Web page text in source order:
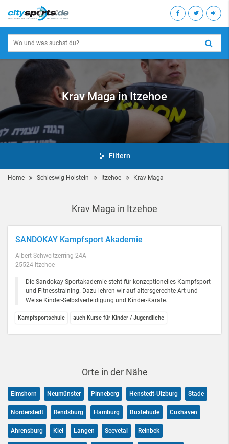
Krav Maga in Itzehoe
Filtern
Home Schleswig-Holstein Itzehoe Krav Maga
Krav Maga in Itzehoe
SANDOKAY Kampfsport Akademie
Albert Schweitzerring 24A
25524 Itzehoe
Die Sandokay Sportakademie steht für konzeptionelles Kampfsport-
und Fitnesstraining. Dazu lehren wir auf altersgerechte Art und
Weise Kinder-Selbstverteidigung und Kinder-Karate.
Kampfsportschule auch Kurse für Kinder / Jugendliche
Orte in der Nähe
Elmshorn Neumünster Pinneberg Henstedt-Ulzburg Stade
Norderstedt Rendsburg Hamburg Buxtehude Cuxhaven
Ahrensburg Kiel Langen Seevetal Reinbek